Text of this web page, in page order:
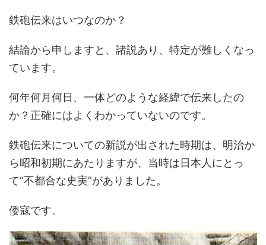
鉄砲伝来はいつなのか？
結論から申しますと、諸説あり、特定が難しくなっ
ています。
何年何月何日、一体どのような経緯で伝来したの
か？正確にはよくわかっていないのです。
鉄砲伝来についての新説が出された時期は、明治か
ら昭和初期にあたりますが、当時は日本人にとっ
て“不都合な史実”がありました。
倭寇です。